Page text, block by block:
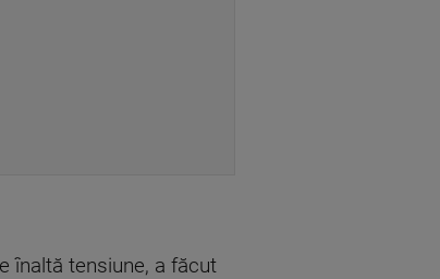
înaltă tensiune, a făcut